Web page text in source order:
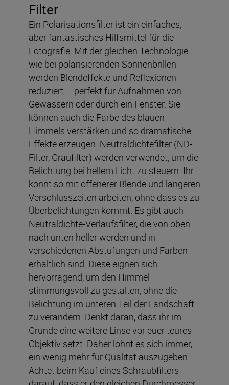
Filter
Ein Polarisationsfilter ist ein einfaches,
aber fantastisches Hilfsmittel für die
Fotografie. Mit der gleichen Technologie
wie bei polarisierenden Sonnenbrillen
werden Blendeffekte und Reflexionen
reduziert – perfekt für Aufnahmen von
Gewässern oder durch ein Fenster. Sie
können auch die Farbe des blauen
Himmels verstärken und so dramatische
Effekte erzeugen. Neutraldichtefilter (ND-
Filter, Graufilter) werden verwendet, um die
Belichtung bei hellem Licht zu steuern. Ihr
könnt so mit offenerer Blende und längeren
Verschlusszeiten arbeiten, ohne dass es zu
Überbelichtungen kommt. Es gibt auch
Neutraldichte-Verlaufsfilter, die von oben
nach unten heller werden und in
verschiedenen Abstufungen und Farben
erhältlich sind. Diese eignen sich
hervorragend, um den Himmel
stimmungsvoll zu gestalten, ohne die
Belichtung im unteren Teil der Landschaft
zu verändern. Denkt daran, dass ihr im
Grunde eine weitere Linse vor euer teures
Objektiv setzt. Daher lohnt es sich immer,
ein wenig mehr für Qualität auszugeben.
Achtet beim Kauf eines Schraubfilters